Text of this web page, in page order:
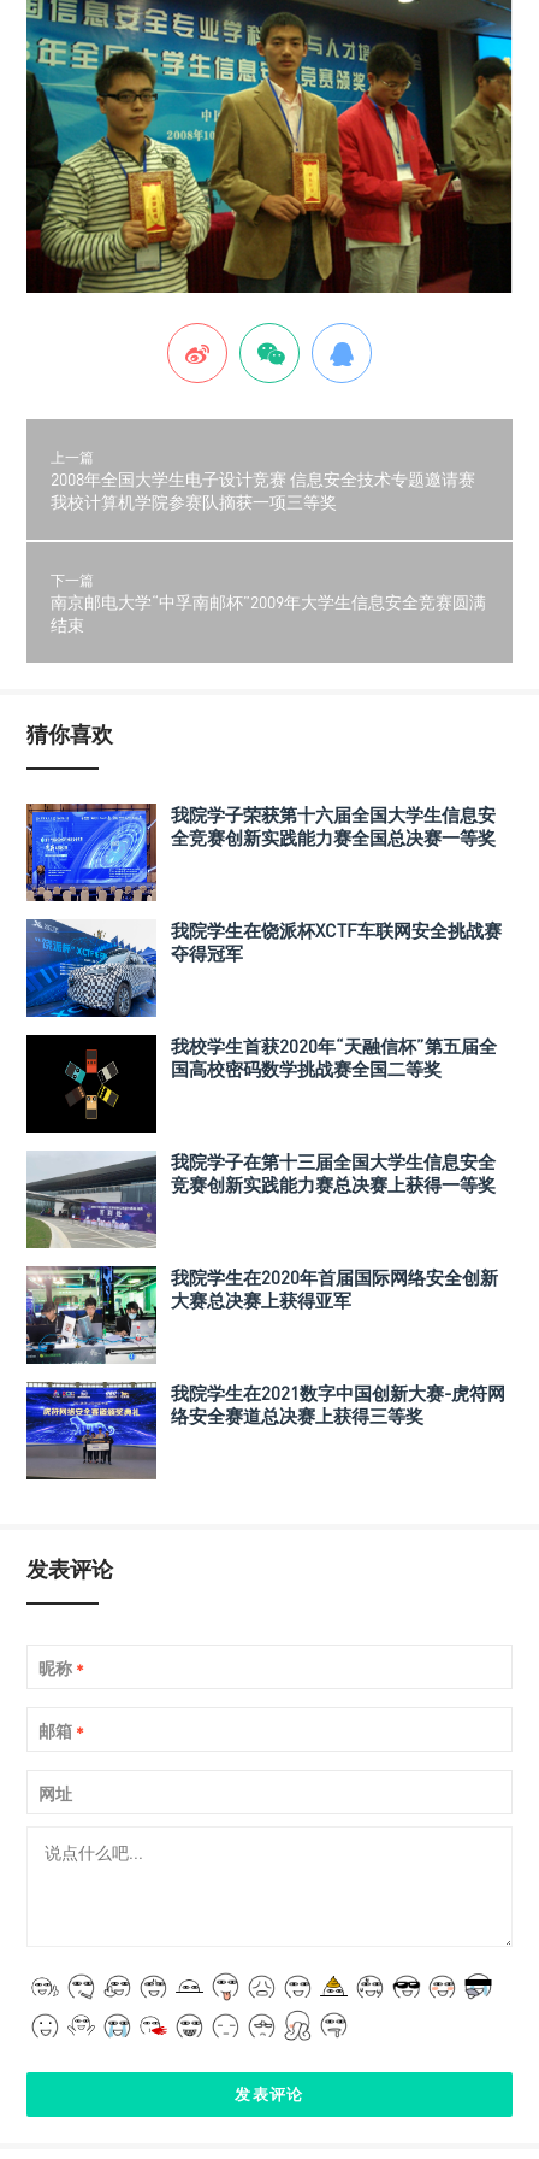
上一篇
2008年全国大学生电子设计竞赛 信息安全技术专题邀请赛
我校计算机学院参赛队摘获一项三等奖
下一篇
南京邮电大学“中孚南邮杯”2009年大学生信息安全竞赛圆满
结束
猜你喜欢
我院学子荣获第十六届全国大学生信息安
全竞赛创新实践能力赛全国总决赛一等奖
我院学生在饶派杯XCTF车联网安全挑战赛
夺得冠军
我校学生首获2020年“天融信杯”第五届全
国高校密码数学挑战赛全国二等奖
我院学子在第十三届全国大学生信息安全
竞赛创新实践能力赛总决赛上获得一等奖
我院学生在2020年首届国际网络安全创新
大赛总决赛上获得亚军
我院学生在2021数字中国创新大赛-虎符网
络安全赛道总决赛上获得三等奖
发表评论
昵称 *
邮箱 *
网址